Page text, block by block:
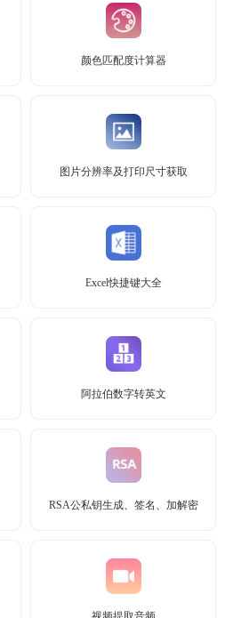
颜色匹配度计算器
图片分辨率及打印尺寸获取
Excel快捷键大全
阿拉伯数字转英文
RSA公私钥生成、签名、加解密